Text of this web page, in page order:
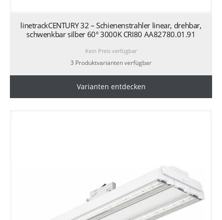
linetrackCENTURY 32 – Schienenstrahler linear, drehbar,
schwenkbar silber 60° 3000K CRI80 AA82780.01.91
Kein Preis verfügbar
3 Produktvarianten verfügbar
Varianten entdecken